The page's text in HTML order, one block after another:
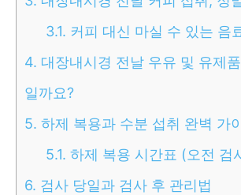
3.1. 커피 대신 마실 수 있는 음
4. 대장내시경 전날 우유 및 유제
일까요?
5. 하제 복용과 수분 섭취 완벽 가
5.1. 하제 복용 시간표 (오전 검
6. 검사 당일과 검사 후 관리법